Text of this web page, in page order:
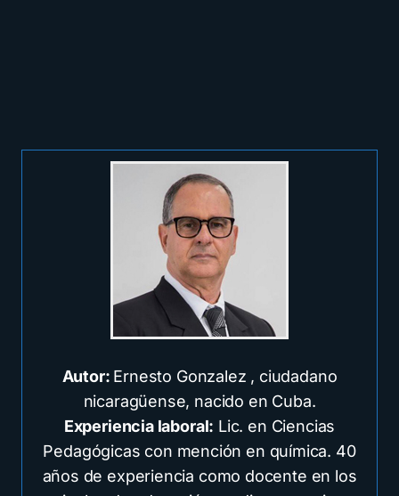
Autor: Ernesto Gonzalez , ciudadano
nicaragüense, nacido en Cuba.
Experiencia laboral: Lic. en Ciencias
Pedagógicas con mención en química. 40
años de experiencia como docente en los